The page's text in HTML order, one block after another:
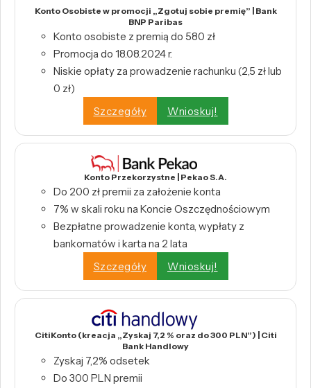
Konto Osobiste w promocji „Zgotuj sobie premię” | Bank
BNP Paribas
Konto osobiste z premią do 580 zł
Promocja do 18.08.2024 r.
Niskie opłaty za prowadzenie rachunku (2,5 zł lub
0 zł)
Szczegóły
Wnioskuj!
Konto Przekorzystne | Pekao S.A.
Do 200 zł premii za założenie konta
7% w skali roku na Koncie Oszczędnościowym
Bezpłatne prowadzenie konta, wypłaty z
bankomatów i karta na 2 lata
Szczegóły
Wnioskuj!
CitiKonto (kreacja „Zyskaj 7,2 % oraz do 300 PLN”) | Citi
Bank Handlowy
Zyskaj 7,2% odsetek
Do 300 PLN premii